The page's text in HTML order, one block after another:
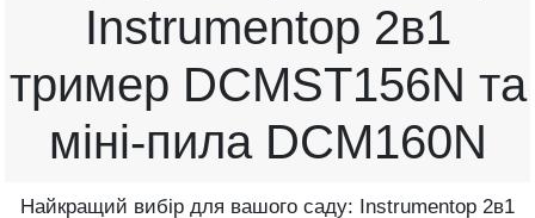
Instrumentop 2в1
тример DCMST156N та
міні-пила DCM160N
Найкращий вибір для вашого саду: Instrumentop 2в1